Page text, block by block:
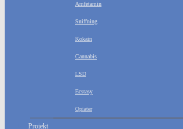
Amfetamin
Sniffning
Kokain
Cannabis
LSD
Ecstasy
Opiater
Projekt